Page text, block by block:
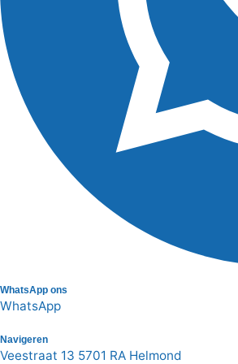
WhatsApp ons
WhatsApp
Navigeren
Veestraat 13 5701 RA Helmond